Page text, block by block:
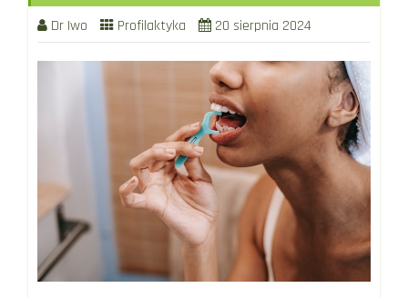
Dr Iwo Profilaktyka 20 sierpnia 2024